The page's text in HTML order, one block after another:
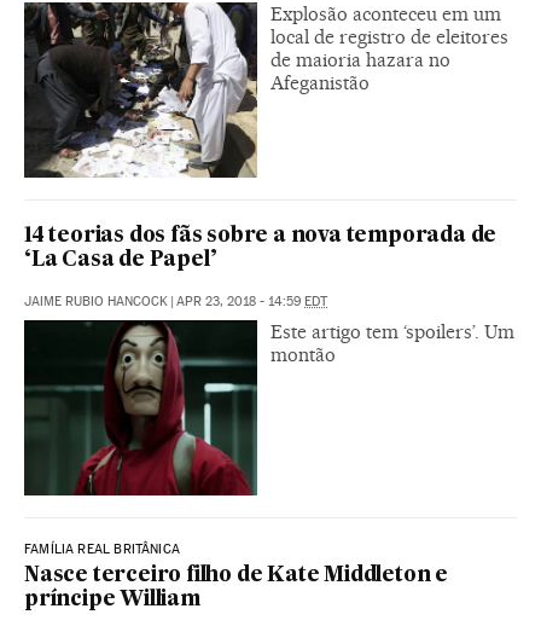
Explosão aconteceu em um
local de registro de eleitores
de maioria hazara no
Afeganistão
14 teorias dos fãs sobre a nova temporada de
‘La Casa de Papel’
JAIME RUBIO HANCOCK | APR 23, 2018 - 14:59 EDT
Este artigo tem ‘spoilers’. Um
montão
FAMÍLIA REAL BRITÂNICA
Nasce terceiro filho de Kate Middleton e
príncipe William